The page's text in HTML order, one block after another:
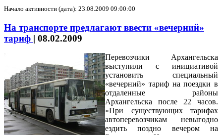
Начало активности (дата): 23.08.2009 09:00:00
На транспорте предлагают ввести «вечерний»
тариф | 08.02.2009
Перевозчики Архангельска
выступили с инициативой
установить специальный
«вечерний» тариф на поездки в
отдаленные районы
Архангельска после 22 часов.
«При существующих тарифах
автоперевозчикам невыгодно
ездить поздно вечером на